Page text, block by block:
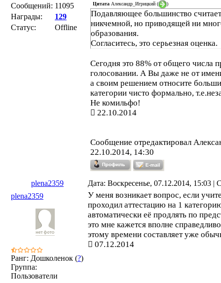
Сообщений: 11095
Награды:
129
Статус:
Offline
Цитата Александр_Игрицкий ( )
Подавляющее большинство
никчемной, но приводящей ни
образования.
Согласитесь, это серьезная оценка.
Сегодня это 88% от общего числа
голосовании. А Вы даже не от
а своим решением относите
категории чисто формально,
Не комильфо!
22.10.2014
Сообщение отредактировал
22.10.2014, 14:30
plena2359
Дата: Воскресенье, 07.12.2014, 15:03
plena2359
Ранг: Дошколенок (?)
Группа:
Пользователи
У меня возникает вопрос, если
проходил аттестацию на 1
автоматически её продлять по
это мне кажется вполне
этому времени составляет уже
07.12.2014